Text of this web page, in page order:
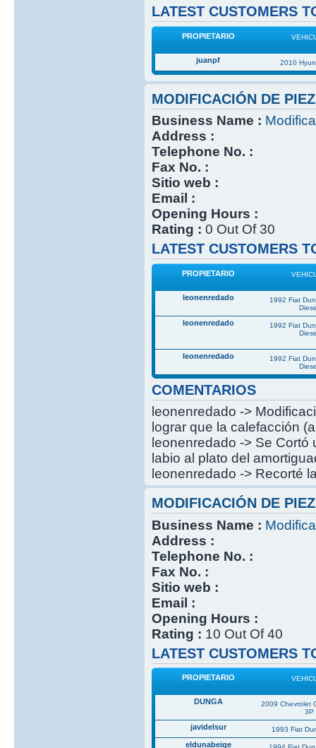
LATEST CUSTOMERS
PROPIETARIO
juanpf 2010
MODIFICACIÓN DE
Business Name :
Address :
Telephone No. :
Fax No. :
Sitio web :
Email :
Opening Hours :
Rating : 0 Out Of 30
LATEST CUSTOMERS
PROPIETARIO
leonenredado
1992 Fiat
leonenredado
1992 Fiat
leonenredado
1992 Fiat
COMENTARIOS
leonenredado ->
lograr que la calefacción
leonenredado -> Se
labio al plato del
leonenredado -> Recorté
MODIFICACIÓN DE
Business Name :
Address :
Telephone No. :
Fax No. :
Sitio web :
Email :
Opening Hours :
Rating : 10 Out Of 40
LATEST CUSTOMERS
PROPIETARIO
DUNGA
2009 Chevrolet
3P
javidelsur 1993 Fiat
eldunabeige